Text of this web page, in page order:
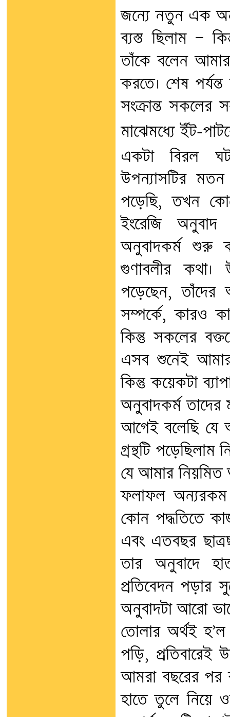
জন্যে নতুন এক
ব্যস্ত ছিলাম —
তাঁকে বলেন আমার
করতে। শেষ
সংক্রান্ত সকলের
মাঝেমধ্যে ইঁট-
একটা বিরল
উপন্যাসটির
পড়েছি, তখন
ইংরেজি অনুবাদ
অনুবাদকর্ম শুরু
গুণাবলীর কথা।
পড়েছেন, তাঁদের
সম্পর্কে, কারও
কিন্তু সকলের
এসব শুনেই
কিন্তু কয়েকটা
অনুবাদকর্ম
আগেই বলেছি যে
গ্রন্থটি পড়েছিলাম
যে আমার
ফলাফল অন্যরকম
কোন পদ্ধতিতে
এবং এতবছর
তার অনুবাদে
প্রতিবেদন পড়ার
অনুবাদটা আরো
তোলার অর্থই
পড়ি,
আমরা বছরের পর
হাতে তুলে নিয়ে